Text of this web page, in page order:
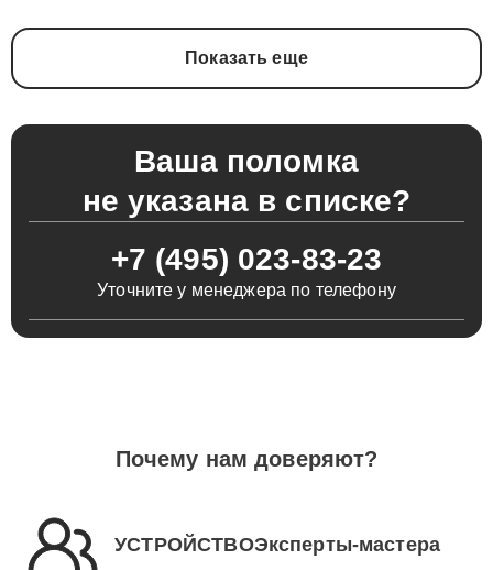
Показать еще
Ваша поломка
не указана в списке?
+7 (495) 023-83-23
Уточните у менеджера по телефону
Почему нам доверяют?
УСТРОЙСТВОЭксперты-мастера